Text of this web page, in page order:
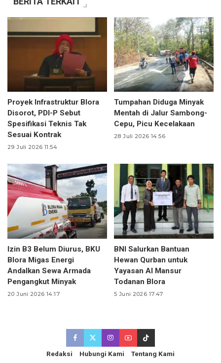
Proyek Infrastruktur Blora
Disorot, PDI-P Sebut
Spesifikasi Teknis Tak
Sesuai Kontrak
29 Juli 2026 11:54
Tumpahan Diduga Minyak
Mentah di Jalur Sambong-
Cepu, Picu Kecelakaan
28 Juli 2026 14:56
Izin B3 Belum Diurus, BKU
Blora Migas Energi
Andalkan Sewa Armada
Pengangkut Minyak
20 Juni 2026 14:17
BNI Salurkan Bantuan
Hewan Qurban untuk
Yayasan Al Mansur
Todanan Blora
5 Juni 2026 17:47
Redaksi Hubungi Kami Tentang Kami